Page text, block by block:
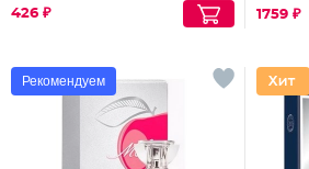
426 ₽ 1759 ₽
Рекомендуем